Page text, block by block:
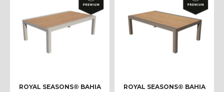
ROYAL SEASONS® BAHIA
ROYAL SEASONS® BAHIA